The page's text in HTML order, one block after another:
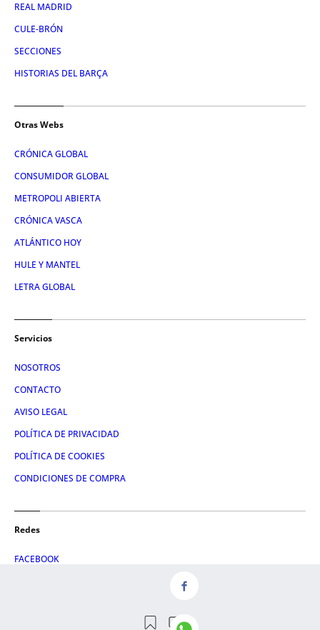
REAL MADRID
CULE-BRÓN
SECCIONES
HISTORIAS DEL BARÇA
Otras Webs
CRÓNICA GLOBAL
CONSUMIDOR GLOBAL
METROPOLI ABIERTA
CRÓNICA VASCA
ATLÁNTICO HOY
HULE Y MANTEL
LETRA GLOBAL
Servicios
NOSOTROS
CONTACTO
AVISO LEGAL
POLÍTICA DE PRIVACIDAD
POLÍTICA DE COOKIES
CONDICIONES DE COMPRA
Redes
FACEBOOK